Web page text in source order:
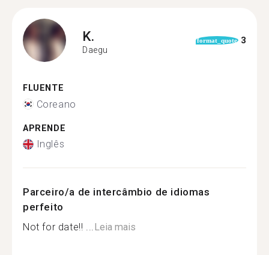
K.
Daegu
format_quote 3
FLUENTE
Coreano
APRENDE
Inglês
Parceiro/a de intercâmbio de idiomas
perfeito
Not for date!! ...Leia mais